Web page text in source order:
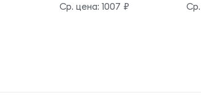
Cр. цена: 1007 ₽